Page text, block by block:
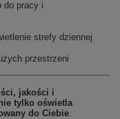
do pracy i
strefy dziennej
przestrzeni
jakości i
tylko oświetla
do Ciebie.